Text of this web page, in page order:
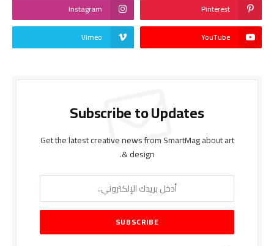
Pinterest
Instagram
YouTube
Vimeo
Subscribe to Updates
Get the latest creative news from SmartMag about art
& design.